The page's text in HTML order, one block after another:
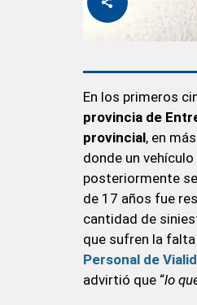
En los primeros
provincia de
provincial, en
donde un vehículo
posteriormente
de 17 años fue
cantidad de
que sufren la
Personal de
advirtió que “lo